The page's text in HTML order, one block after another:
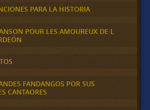
PARA LA HISTORIA
POUR LES AMOUREUX DE L
FANDANGOS POR SUS
CANTAORES